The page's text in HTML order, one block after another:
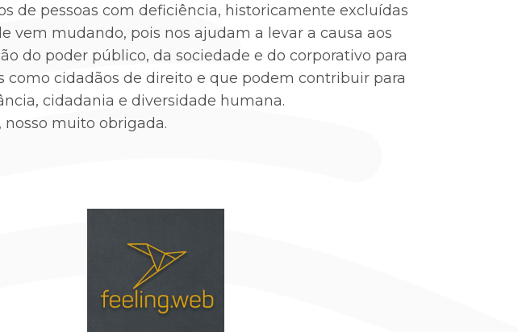
de pessoas com deficiência, historicamente excluídas
vem mudando, pois nos ajudam a levar a causa aos
do poder público, da sociedade e do corporativo para
como cidadãos de direito e que podem contribuir para
cidadania e diversidade humana.
nosso muito obrigada.